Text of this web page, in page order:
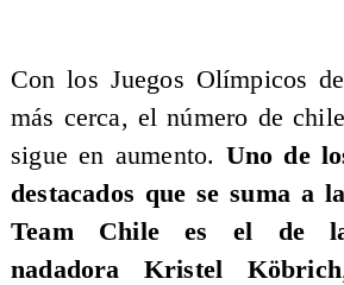
Con los Juegos Olímpicos
más cerca, el número de
sigue en aumento. Uno de
destacados que se suma a
Team Chile es el de la
nadadora Kristel Köbrich